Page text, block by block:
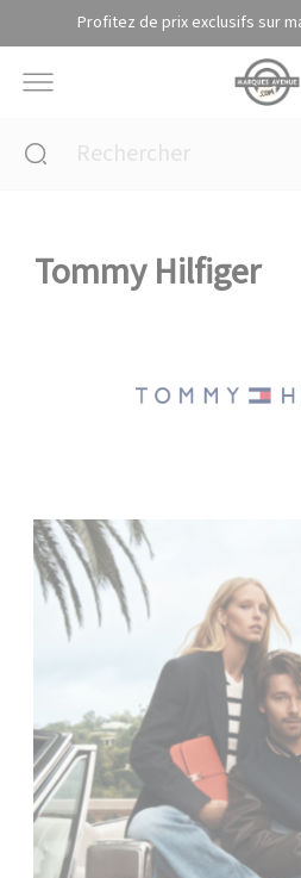
Profitez de prix exclusifs sur
Tommy Hilfiger
Panneau de gestion des cookies